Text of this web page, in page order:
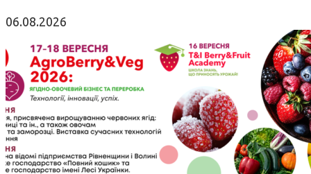
06.08.2026